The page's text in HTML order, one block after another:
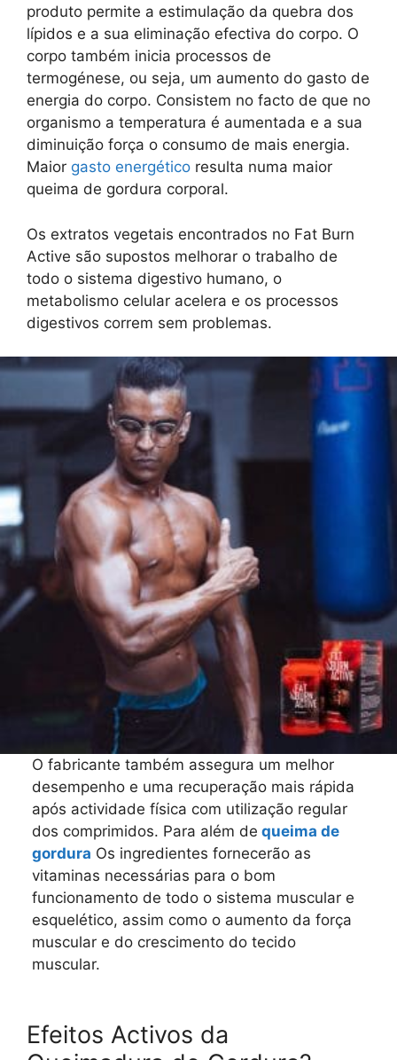
produto permite a estimulação da quebra dos
lípidos e a sua eliminação efectiva do corpo. O
corpo também inicia processos de
termogénese, ou seja, um aumento do gasto de
energia do corpo. Consistem no facto de que no
organismo a temperatura é aumentada e a sua
diminuição força o consumo de mais energia.
Maior gasto energético resulta numa maior
queima de gordura corporal.
Os extratos vegetais encontrados no Fat Burn
Active são supostos melhorar o trabalho de
todo o sistema digestivo humano, o
metabolismo celular acelera e os processos
digestivos correm sem problemas.
O fabricante também assegura um melhor
desempenho e uma recuperação mais rápida
após actividade física com utilização regular
dos comprimidos. Para além de queima de
gordura Os ingredientes fornecerão as
vitaminas necessárias para o bom
funcionamento de todo o sistema muscular e
esquelético, assim como o aumento da força
muscular e do crescimento do tecido
muscular.
Efeitos Activos da